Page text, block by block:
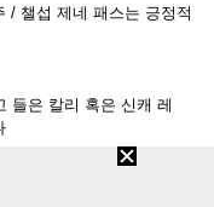
/ 챌섭 제네 패스는 긍정적
들은 칼리 혹은 신캐 레
속 육성은 해줄 예정입니